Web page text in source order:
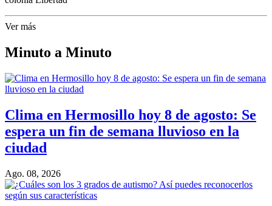
Ver más
Minuto a Minuto
Clima en Hermosillo hoy 8 de agosto: Se
espera un fin de semana lluvioso en la
ciudad
Ago. 08, 2026